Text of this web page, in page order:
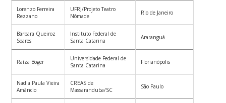
Lorenzo Ferreira
Rezzano
UFRJ/Projeto Teatro
Nômade
Rio de Janeiro
Bárbara Queiroz
Soares
Instituto Federal de
Santa Catarina
Araranguá
Raíza Boger
Universidade Federal de
Santa Catarina
Florianópolis
Nadia Paula Vieira
Amâncio
CREAS de
Massaranduba/SC
São Paulo